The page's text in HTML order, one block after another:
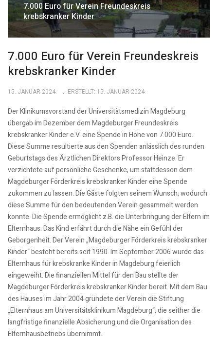
7.000 Euro für Verein Freundeskreis
krebskranker Kinder
7.000 Euro für Verein Freundeskreis
krebskranker Kinder
15. JANUAR 2024 ERSTELLT: 15. JANUAR 2024
Der Klinikumsvorstand der Universitätsmedizin Magdeburg
übergab im Dezember dem Magdeburger Freundeskreis
krebskranker Kinder e.V. eine Spende in Höhe von 7.000 Euro.
Diese Summe resultierte aus den Spenden anlässlich des runden
Geburtstags des Ärztlichen Direktors Professor Heinze. Er
verzichtete auf persönliche Geschenke, um stattdessen dem
Magdeburger Förderkreis krebskranker Kinder eine Spende
zukommen zu lassen. Die Gäste folgten seinem Wunsch, wodurch
diese Summe für den bedeutenden Verein gesammelt werden
konnte. Die Spende ermöglicht z.B. die Unterbringung der Eltern im
Elternhaus. Das Kind erfährt durch die Nähe ein Gefühl der
Geborgenheit. Der Verein „Magdeburger Förderkreis krebskranker
Kinder“ besteht bereits seit 1990. Im September 2006 wurde das
Elternhaus für krebskranke Kinder in Magdeburg feierlich
eingeweiht. Die finanziellen Mittel für den Bau stellte der
Magdeburger Förderkreis krebskranker Kinder bereit. Mit dem Bau
des Hauses im Jahr 2004 gründete der Verein die Stiftung
„Elternhaus am Universitätsklinikum Magdeburg“, die seither die
langfristige finanzielle Absicherung und die Organisation des
Elternhausbetriebs übernimmt.